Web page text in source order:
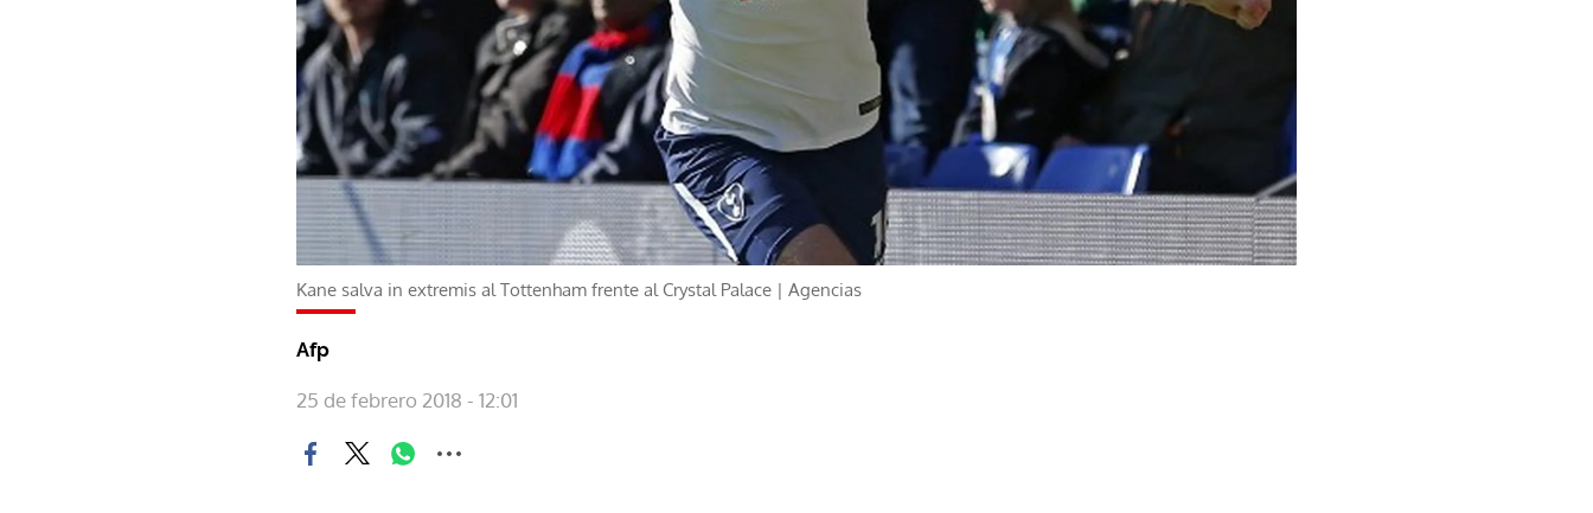
Kane salva in extremis al Tottenham frente al Crystal Palace | Agencias
Afp
25 de febrero 2018 - 12:01